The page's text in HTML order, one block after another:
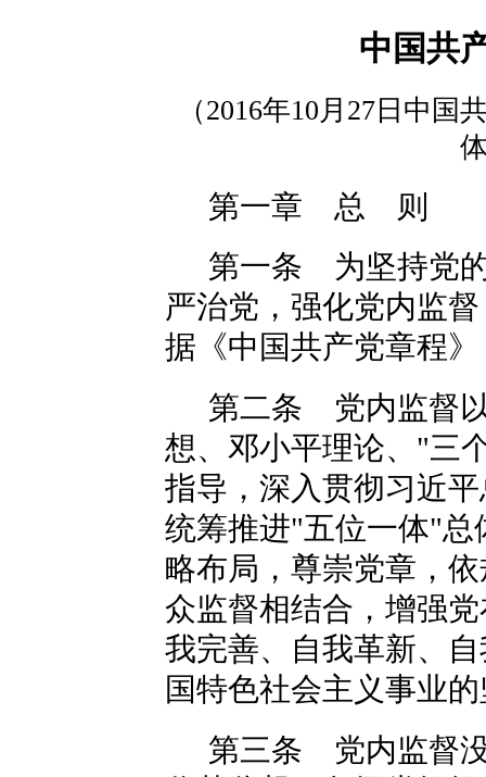
中国共
（2016年10月27日中
第一章 总 则
第一条 为坚持党
严治党，强化党内监
据《中国共产党章程
第二条 党内监督
想、邓小平理论、"三
指导，深入贯彻习近
统筹推进"五位一体"
略布局，尊崇党章，
众监督相结合，增强
我完善、自我革新、
国特色社会主义事业
第三条 党内监督